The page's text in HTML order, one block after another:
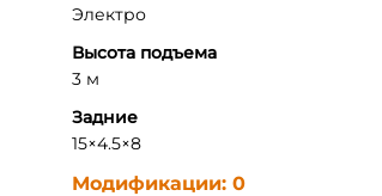
Электро
Высота подъема
3 м
Задние
15×4.5×8
Модификации: 0